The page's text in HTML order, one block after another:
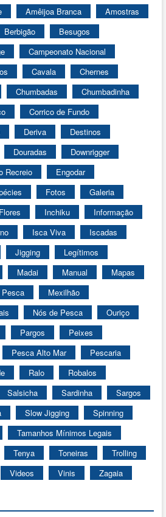
Amêijoa Branca
Amostras
Berbigão
Besugos
Campeonato Nacional
Cavala
Chernes
Chumbadas
Chumbadinha
Corrico de Fundo
Deriva
Destinos
Douradas
Downrigger
Recreio
Engodar
Fotos
Galeria
Inchiku
Informação
Isca Viva
Iscadas
Jigging
Legítimos
Madai Manual
Mapas
Pesca
Mexilhão
Nós de Pesca
Ouriço
Pargos
Peixes
Pesca Alto Mar
Pescaria
Ralo
Robalos
Salsicha Sardinha
Sargos
Slow Jigging
Spinning
Tamanhos Mínimos Legais
Tenya Toneiras
Trolling
Videos Vinis Zagaia